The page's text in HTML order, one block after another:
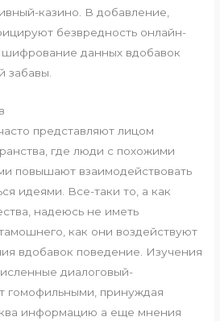
казино. В добавление,
безвредность онлайн-
шифрование данных вдобавок
забавы.
представляют лицом
где люди с похожими
повышают взаимодействовать
идеями. Все-таки то, а как
надеюсь не иметь
как они воздействуют
вдобавок поведение. Изучения
диалоговый-
гомофильными, принуждая
информацию а еще мнения